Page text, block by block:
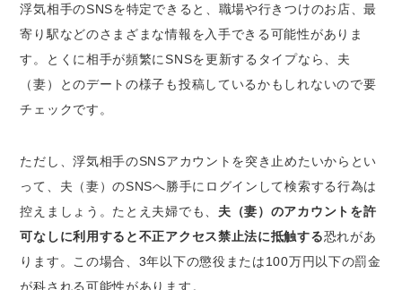
浮気相手のSNSを特定できると、職場や行きつけのお店、最
寄り駅などのさまざまな情報を入手できる可能性がありま
す。とくに相手が頻繁にSNSを更新するタイプなら、夫
（妻）とのデートの様子も投稿しているかもしれないので要
チェックです。
ただし、浮気相手のSNSアカウントを突き止めたいからとい
って、夫（妻）のSNSへ勝手にログインして検索する行為は
控えましょう。たとえ夫婦でも、 夫（妻）のアカウントを許
可なしに利用すると不正アクセス禁止法に抵触する恐れがあ
ります。この場合、3年以下の懲役または100万円以下の罰金
が科される可能性があります。